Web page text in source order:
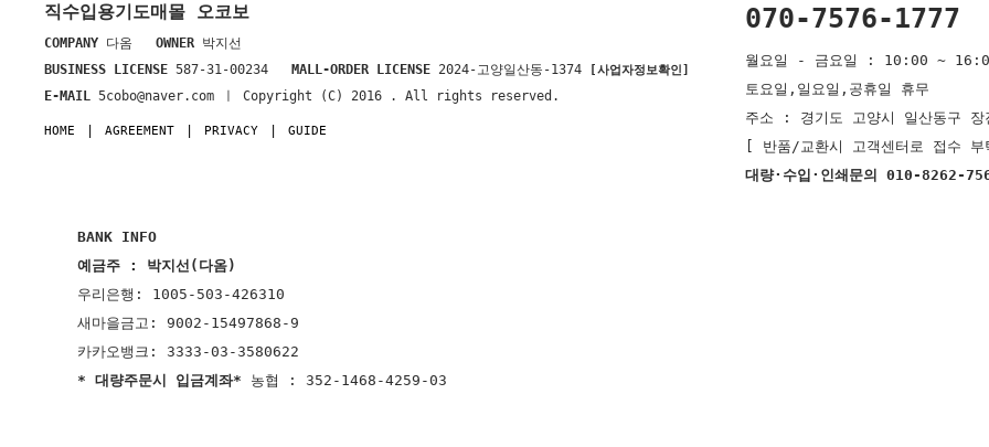
직수입용기도매몰 오코보
COMPANY 다옴 OWNER 박지선
BUSINESS LICENSE 587-31-00234 MALL-ORDER LICENSE 2024-고양일산동-1374 [사업자정보확인]
E-MAIL 5cobo@naver.com ㅣ Copyright (C) 2016 . All rights reserved.
HOME AGREEMENT PRIVACY GUIDE
070-7576-1777
월요일 - 금요일 : 10:00 ~
토요일,일요일,공휴일 휴무
주소 : 경기도 고양시 일산동구 장
[ 반품/교환시 고객센터로 접수 부
대량·수입·인쇄문의 010-8262-
BANK INFO
예금주 : 박지선(다옴)
우리은행: 1005-503-426310
새마을금고: 9002-15497868-9
카카오뱅크: 3333-03-3580622
* 대량주문시 입금계좌* 농협 : 352-1468-4259-03